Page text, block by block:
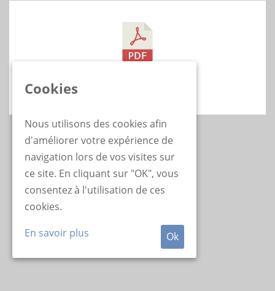
Ethias
Cookies
Nous utilisons des cookies afin
d'améliorer votre expérience de
navigation lors de vos visites sur
ce site. En cliquant sur "OK", vous
consentez à l'utilisation de ces
cookies.
En savoir plus
Ok